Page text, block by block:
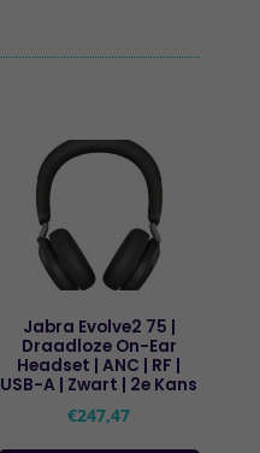
Jabra Evolve2 75 |
Draadloze On-Ear
Headset | ANC | RF |
USB-A | Zwart | 2e Kans
€247,47